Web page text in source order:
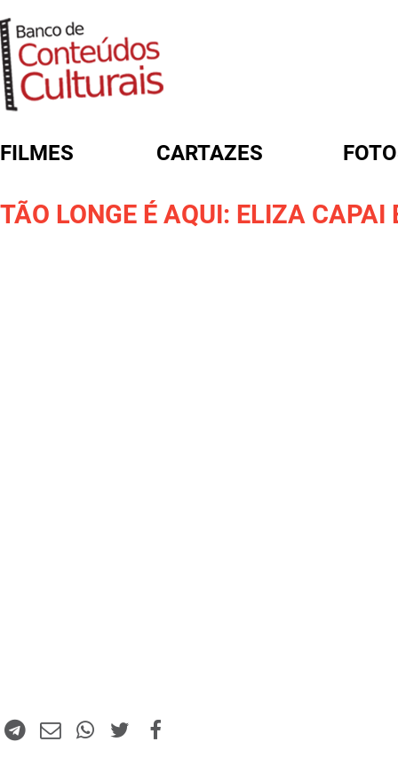
FILMES CARTAZES
TÃO LONGE É AQUI: ELIZA
FORMULÁRIO DE BUSCA